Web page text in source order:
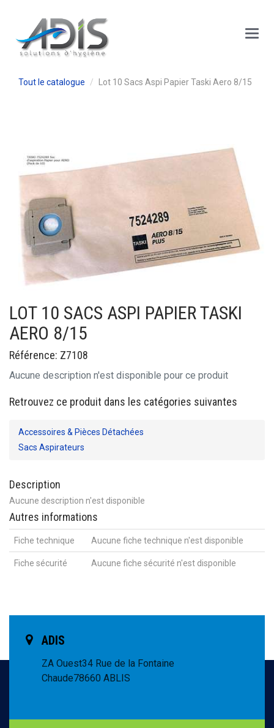
Main
Menu
Tout le catalogue Lot 10 Sacs Aspi Papier Taski Aero 8/15
LOT 10 SACS ASPI PAPIER TASKI
AERO 8/15
Référence: Z7108
Aucune description n'est disponible pour ce produit
Retrouvez ce produit dans les catégories suivantes
Accessoires & Pièces Détachées
Sacs Aspirateurs
Description
Aucune description n'est disponible
Autres informations
Fiche technique Aucune fiche technique n'est disponible
Fiche sécurité Aucune fiche sécurité n'est disponible
ADIS
ZA Ouest34 Rue de la Fontaine
Chaude78660 ABLIS